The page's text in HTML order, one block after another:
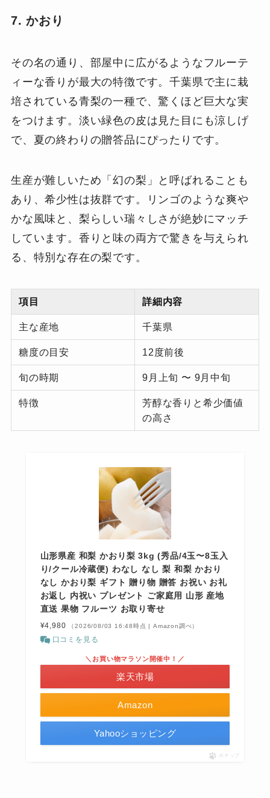
7. かおり
その名の通り、部屋中に広がるようなフルーテ
ィーな香りが最大の特徴です。千葉県で主に栽
培されている青梨の一種で、驚くほど巨大な実
をつけます。淡い緑色の皮は見た目にも涼しげ
で、夏の終わりの贈答品にぴったりです。
生産が難しいため「幻の梨」と呼ばれることも
あり、希少性は抜群です。リンゴのような爽や
かな風味と、梨らしい瑞々しさが絶妙にマッチ
しています。香りと味の両方で驚きを与えられ
る、特別な存在の梨です。
項目 詳細内容
主な産地 千葉県
糖度の目安 12度前後
旬の時期 9月上旬 〜 9月中旬
特徴
芳醇な香りと希少価値
の高さ
山形県産 和梨 かおり梨 3kg (秀品/4玉〜8玉入
り/クール冷蔵便) わなし なし 梨 和梨 かおり
なし かおり梨 ギフト 贈り物 贈答 お祝い お礼
お返し 内祝い プレゼント ご家庭用 山形 産地
直送 果物 フルーツ お取り寄せ
¥4,980 （2026/08/03 16:48時点 | Amazon調べ）
口コミを見る
Amazon
＼お買い物マラソン開催中！／
楽天市場
Yahooショッピング
ポチップ